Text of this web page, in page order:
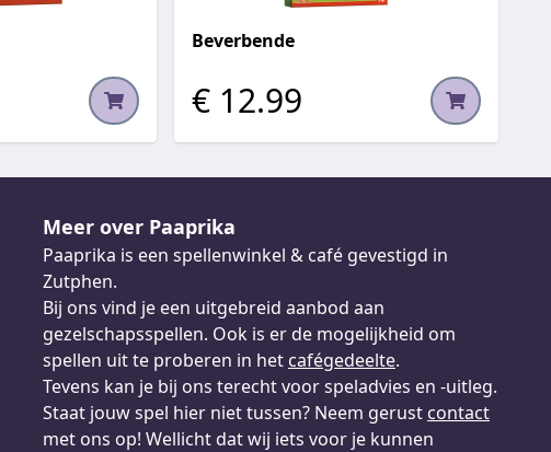
Beverbende
€ 12.99
Meer over Paaprika
Paaprika is een spellenwinkel & café gevestigd in
Zutphen.
Bij ons vind je een uitgebreid aanbod aan
gezelschapsspellen. Ook is er de mogelijkheid om
spellen uit te proberen in het cafégedeelte.
Tevens kan je bij ons terecht voor speladvies en -uitleg.
Staat jouw spel hier niet tussen? Neem gerust contact
met ons op! Wellicht dat wij iets voor je kunnen